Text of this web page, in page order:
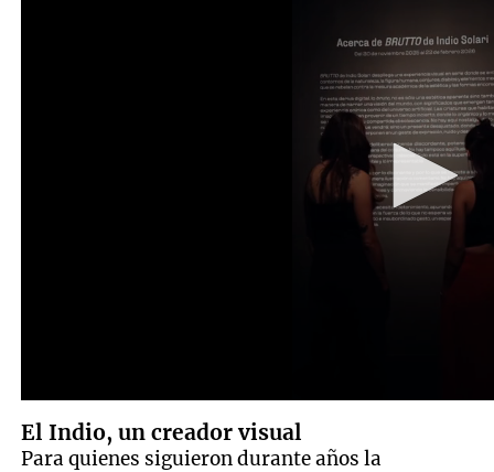
El Indio, un creador visual
Para quienes siguieron durante años la